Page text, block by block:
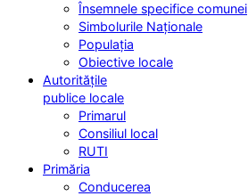
Însemnele specifice comunei
Simbolurile Naționale
Populația
Obiective locale
Autoritățile
publice locale
Primarul
Consiliul local
RUTI
Primăria
Conducerea